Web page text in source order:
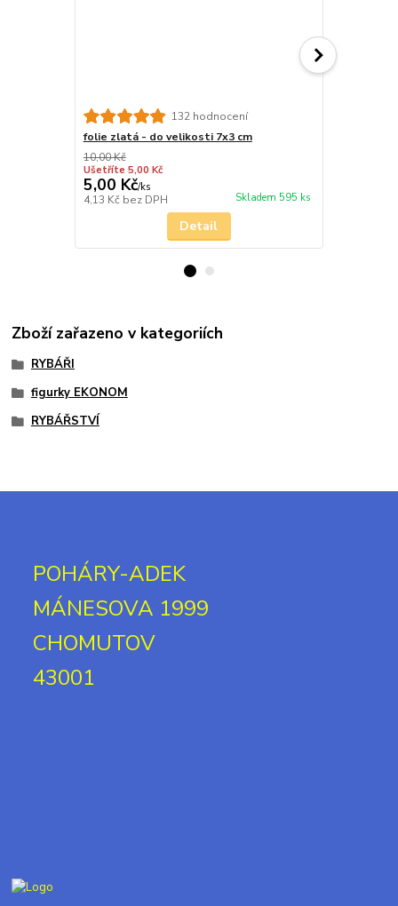
132 hodnocení
folie zlatá - do velikosti 7x3 cm
10,00 Kč
Ušetříte 5,00 Kč
5,00 Kč/ks
4,13 Kč bez DPH Skladem 595 ks
Detail
Zboží zařazeno v kategoriích
RYBÁŘI
figurky EKONOM
RYBÁŘSTVÍ
POHÁRY-ADEK
MÁNESOVA 1999
CHOMUTOV
43001